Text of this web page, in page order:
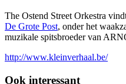
The Ostend Street Orkestra
De Grote Post, onder het
muzikale spitsbroeder van
http://www.kleinverhaal.be/
Ook interessant